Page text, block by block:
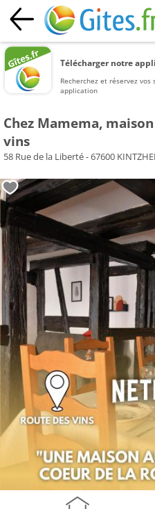
Télécharger notre
Recherchez et réservez vos
application
Chez Mamema,
vins
58 Rue de la Liberté - 67600